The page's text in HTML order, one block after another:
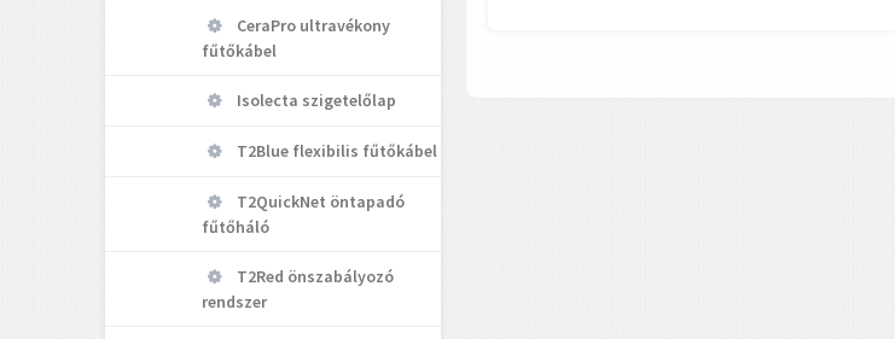
CeraPro ultravékony
fűtőkábel
Isolecta szigetelőlap
T2Blue flexibilis fűtőkábel
T2QuickNet öntapadó
fűtőháló
T2Red önszabályozó
rendszer